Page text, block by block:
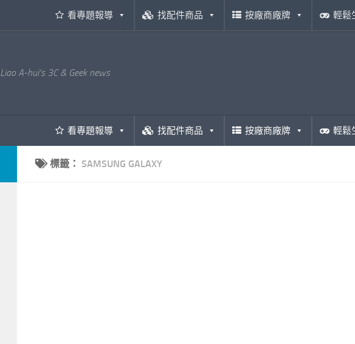
看專題報導 找配件商品 按廠商廠牌 輕鬆
Liao A-hui's 3C & Geek news
看專題報導 找配件商品 按廠商廠牌 輕鬆
標籤： SAMSUNG GALAXY